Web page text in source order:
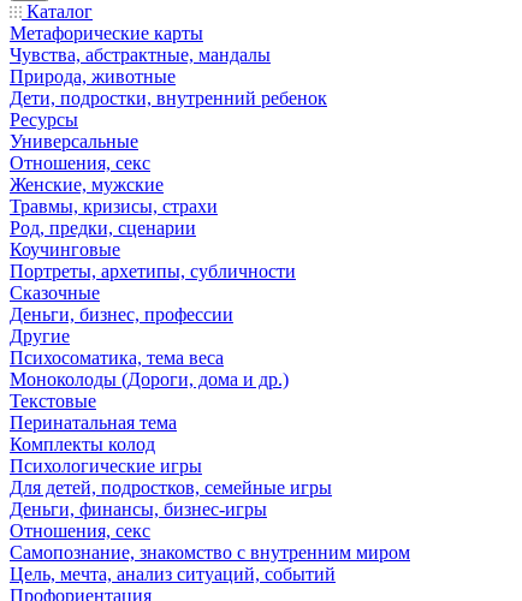
Каталог
Mетафорические карты
Чувства, абстрактные, мандалы
Природа, животные
Дети, подростки, внутренний ребенок
Ресурсы
Универсальные
Отношения, секс
Женские, мужские
Травмы, кризисы, страхи
Род, предки, сценарии
Коучинговые
Портреты, архетипы, субличности
Сказочные
Деньги, бизнес, профессии
Другие
Психосоматика, тема веса
Моноколоды (Дороги, дома и др.)
Текстовые
Перинатальная тема
Комплекты колод
Психологические игры
Для детей, подростков, семейные игры
Деньги, финансы, бизнес-игры
Отношения, секс
Самопознание, знакомство с внутренним миром
Цель, мечта, анализ ситуаций, событий
Профориентация